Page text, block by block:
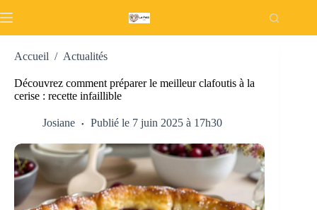
au
Accueil / Actualités
Découvrez comment préparer le meilleur clafoutis à la
cerise : recette infaillible
Josiane Publié le 7 juin 2025 à 17h30